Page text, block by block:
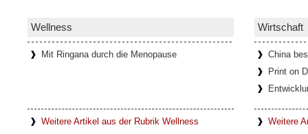
Wellness
Mit Ringana durch die Menopause
Weitere Artikel aus der Rubrik Wellness
Wirtschaft
China
Print on
Weitere